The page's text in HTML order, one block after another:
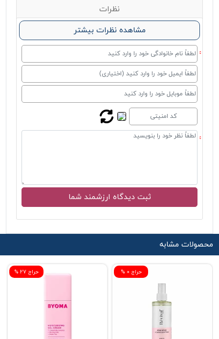
نظرات
مشاهده نظرات بیشتر
محصولات مشابه
% حراج 27 % حراج 0